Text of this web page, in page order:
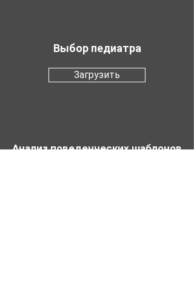
Выбор педиатра
Загрузить
Анализ поведенческих шаблонов